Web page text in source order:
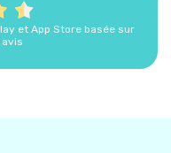
et App Store basée sur